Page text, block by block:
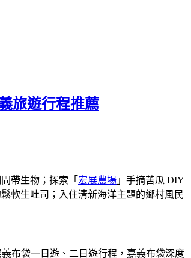
旅遊行程推薦
帶生物；探索「 宏展農場 」手摘苦瓜 DIY
軟生吐司；入住清新海洋主題的鄉村風民
布袋一日遊、二日遊行程，嘉義布袋深度